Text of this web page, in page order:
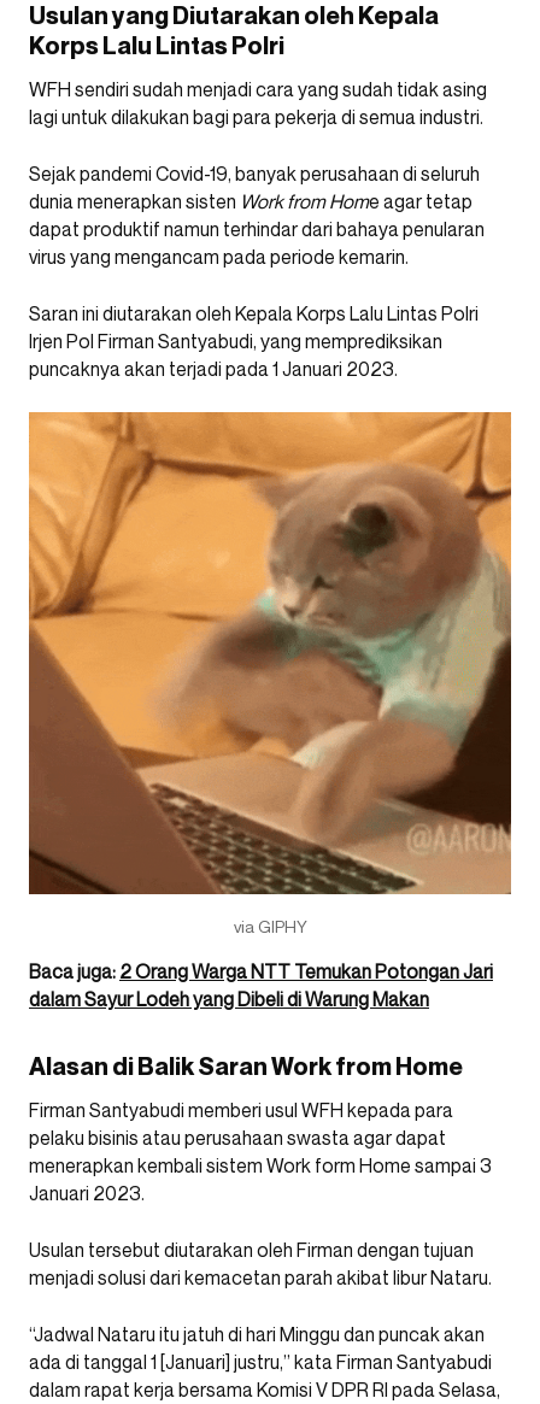
Usulan yang Diutarakan oleh Kepala
Korps Lalu Lintas Polri
WFH sendiri sudah menjadi cara yang sudah tidak asing
lagi untuk dilakukan bagi para pekerja di semua industri.
Sejak pandemi Covid-19, banyak perusahaan di seluruh
dunia menerapkan sisten Work from Home agar tetap
dapat produktif namun terhindar dari bahaya penularan
virus yang mengancam pada periode kemarin.
Saran ini diutarakan oleh Kepala Korps Lalu Lintas Polri
Irjen Pol Firman Santyabudi, yang memprediksikan
puncaknya akan terjadi pada 1 Januari 2023.
via GIPHY
Baca juga: 2 Orang Warga NTT Temukan Potongan Jari
dalam Sayur Lodeh yang Dibeli di Warung Makan
Alasan di Balik Saran Work from Home
Firman Santyabudi memberi usul WFH kepada para
pelaku bisinis atau perusahaan swasta agar dapat
menerapkan kembali sistem Work form Home sampai 3
Januari 2023.
Usulan tersebut diutarakan oleh Firman dengan tujuan
menjadi solusi dari kemacetan parah akibat libur Nataru.
“Jadwal Nataru itu jatuh di hari Minggu dan puncak akan
ada di tanggal 1 [Januari] justru,” kata Firman Santyabudi
dalam rapat kerja bersama Komisi V DPR RI pada Selasa,